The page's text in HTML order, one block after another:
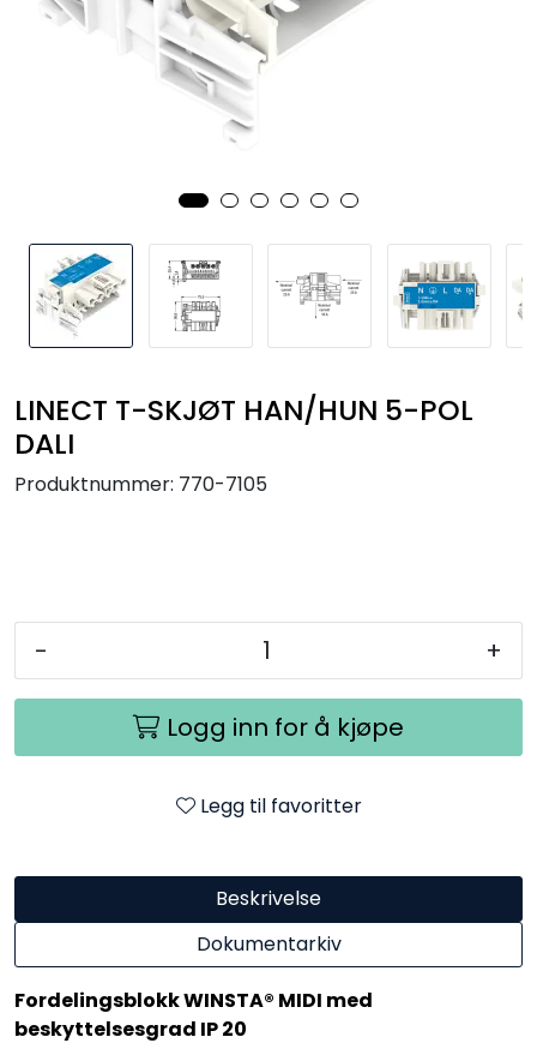
LINECT T-SKJØT HAN/HUN 5-POL
DALI
Produktnummer: 770-7105
- +
Logg inn for å kjøpe
Legg til favoritter
Beskrivelse
Dokumentarkiv
Fordelingsblokk WINSTA® MIDI med
beskyttelsesgrad IP 20
Utendørs
Sluttsalg
Referanser